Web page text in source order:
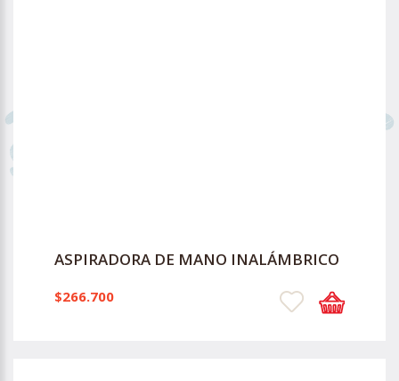
ASPIRADORA DE MANO INALÁMBRICO
$266.700